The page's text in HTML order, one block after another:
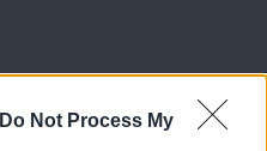
Do Not Process My